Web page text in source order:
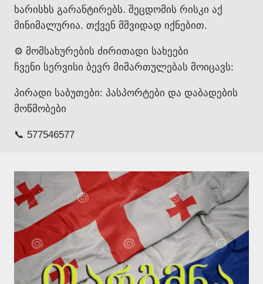
ხარისხს გარანტირებს. შეცდომის რისკი აქ
მინიმალურია. თქვენ მშვიდად იქნებით.
⚙️ მომსახურების ძირითადი სახეები
ჩვენი სერვისი ბევრ მიმართულებას მოიცავს:
პირადი საბუთები: პასპორტები და დაბადების
მოწმობები
📞 577546577